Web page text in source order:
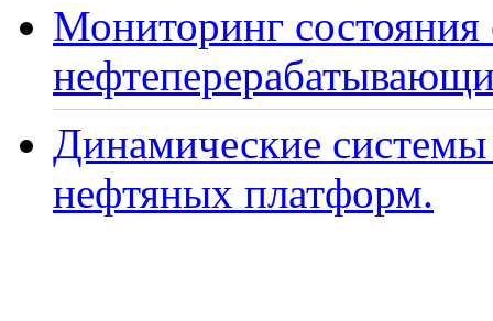
Мониторинг
Динамические
нефтяных платформ.